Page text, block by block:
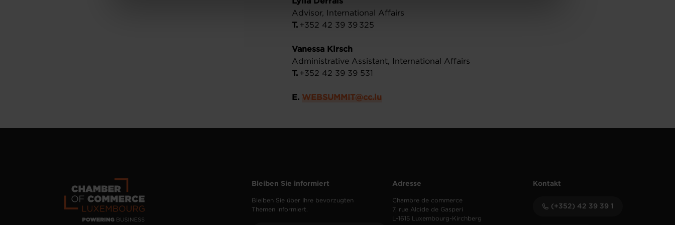
Charte d’usage des cookies
Advisor, International Affairs
T. +352 42 39 39 325
Vanessa Kirsch
Administrative Assistant, International Affairs
T. +352 42 39 39 531
E. WEBSUMMIT@cc.lu
Bleiben Sie informiert
Bleiben Sie über Ihre bevorzugten
Themen informiert.
Adresse
Chambre de commerce
7, rue Alcide de Gasperi
L-1615 Luxembourg-Kirchberg
Kontakt
(+352) 42 39 39 1